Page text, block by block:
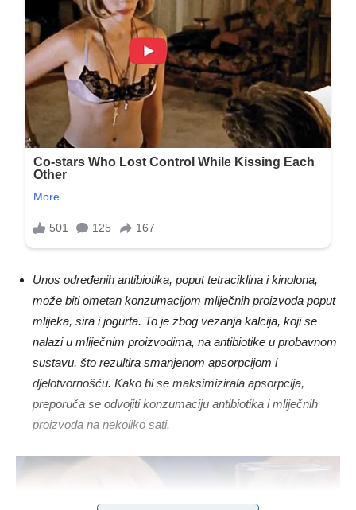
Unos određenih antibiotika, poput tetraciklina i kinolona, ​​
može biti ometan konzumacijom mliječnih proizvoda poput
mlijeka, sira i jogurta. To je zbog vezanja kalcija, koji se
nalazi u mliječnim proizvodima, na antibiotike u probavnom
sustavu, što rezultira smanjenom apsorpcijom i
djelotvornošću. Kako bi se maksimizirala apsorpcija,
preporuča se odvojiti konzumaciju antibiotika i mliječnih
proizvoda na nekoliko sati.